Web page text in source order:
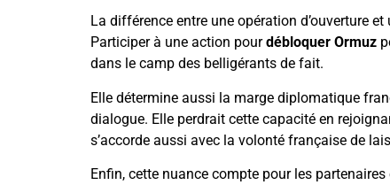
La différence entre une opération d’ouverture
Participer à une action pourdébloquer Ormuz
dans le camp des belligérants de fait.
Elle détermine aussi la marge diplomatique
dialogue. Elle perdrait cette capacité en
s’accorde aussi avec la volonté française de
Enfin, cette nuance compte pour les